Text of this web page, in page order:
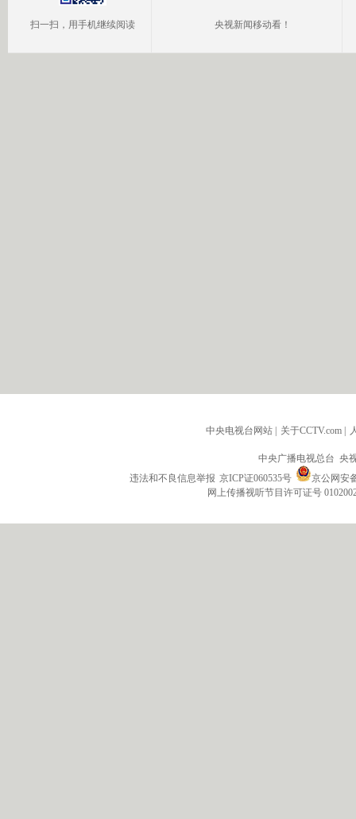
扫一扫，用手机继续阅读 央视新闻移动看！
中央电视台网站 | 关于CCTV.com |
中央广播电视总台 央
违法和不良信息举报 京ICP证060535号
京公网安
网上传播视听节目许可证号